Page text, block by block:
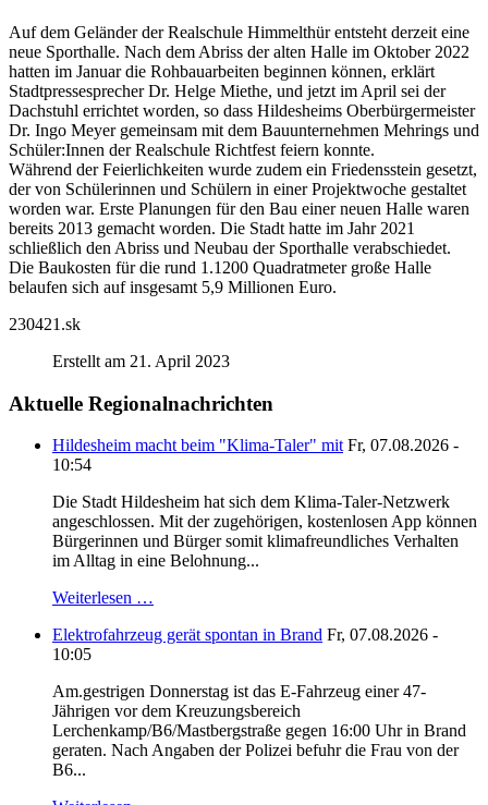
Auf dem Geländer der Realschule Himmelthür entsteht derzeit eine
neue Sporthalle. Nach dem Abriss der alten Halle im Oktober 2022
hatten im Januar die Rohbauarbeiten beginnen können, erklärt
Stadtpressesprecher Dr. Helge Miethe, und jetzt im April sei der
Dachstuhl errichtet worden, so dass Hildesheims Oberbürgermeister
Dr. Ingo Meyer gemeinsam mit dem Bauunternehmen Mehrings und
Schüler:Innen der Realschule Richtfest feiern konnte.
Während der Feierlichkeiten wurde zudem ein Friedensstein gesetzt,
der von Schülerinnen und Schülern in einer Projektwoche gestaltet
worden war. Erste Planungen für den Bau einer neuen Halle waren
bereits 2013 gemacht worden. Die Stadt hatte im Jahr 2021
schließlich den Abriss und Neubau der Sporthalle verabschiedet.
Die Baukosten für die rund 1.1200 Quadratmeter große Halle
belaufen sich auf insgesamt 5,9 Millionen Euro.
230421.sk
Erstellt am 21. April 2023
Aktuelle Regionalnachrichten
Hildesheim macht beim "Klima-Taler" mit Fr, 07.08.2026 -
10:54
Die Stadt Hildesheim hat sich dem Klima-Taler-Netzwerk
angeschlossen. Mit der zugehörigen, kostenlosen App können
Bürgerinnen und Bürger somit klimafreundliches Verhalten
im Alltag in eine Belohnung...
Weiterlesen …
Elektrofahrzeug gerät spontan in Brand Fr, 07.08.2026 -
10:05
Am.gestrigen Donnerstag ist das E-Fahrzeug einer 47-
Jährigen vor dem Kreuzungsbereich
Lerchenkamp/B6/Mastbergstraße gegen 16:00 Uhr in Brand
geraten. Nach Angaben der Polizei befuhr die Frau von der
B6...